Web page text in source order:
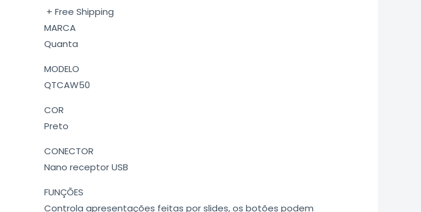
+ Free Shipping
MARCA
Quanta
MODELO
QTCAW50
COR
Preto
CONECTOR
Nano receptor USB
FUNÇÕES
Controla apresentações feitas por slides, os botões podem